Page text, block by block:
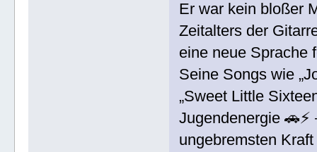
Er war kein bloßer
Zeitalters der
eine neue Sprache
Seine Songs wie
„Sweet Little
Jugendenergie
ungebremsten